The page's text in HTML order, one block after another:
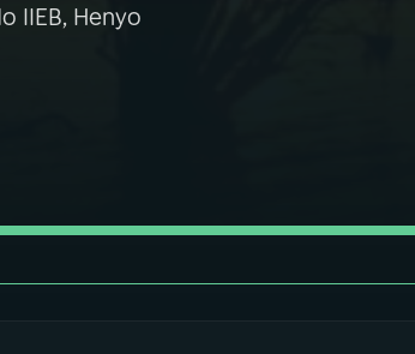
IIEB, Henyo